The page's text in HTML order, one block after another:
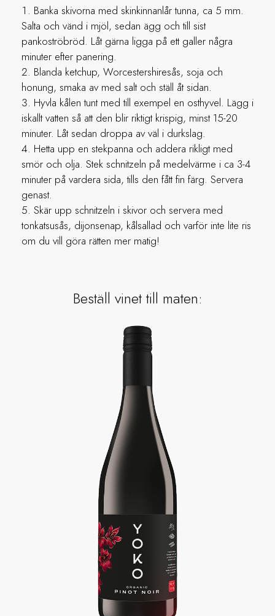
Beställ vinet till maten:
Banka skivorna med skinkinnanlår tunna, ca 5 mm.
Salta och vänd i mjöl, sedan ägg och till sist
pankoströbröd. Låt gärna ligga på ett galler några
minuter efter panering.
Blanda ketchup, Worcestershiresås, soja och
honung, smaka av med salt och ställ åt sidan.
Hyvla kålen tunt med till exempel en osthyvel. Lägg i
iskallt vatten så att den blir riktigt krispig, minst 15-20
minuter. Låt sedan droppa av väl i durkslag.
Hetta upp en stekpanna och addera rikligt med
smör och olja. Stek schnitzeln på medelvärme i ca 3-4
minuter på vardera sida, tills den fått fin färg. Servera
genast.
Skär upp schnitzeln i skivor och servera med
tonkatsusås, dijonsenap, kålsallad och varför inte lite ris
om du vill göra rätten mer matig!